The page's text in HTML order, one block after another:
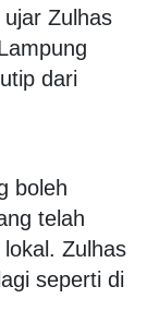
Zulhas
dari
boleh
telah
Zulhas
seperti di